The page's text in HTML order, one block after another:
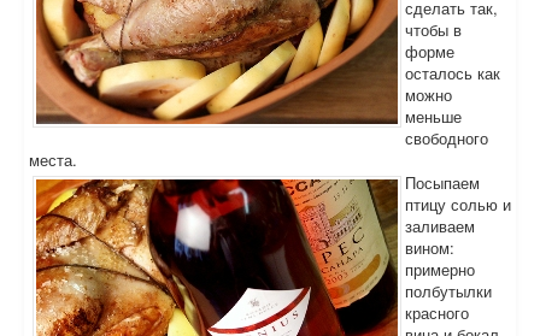
сделать так,
чтобы в
форме
осталось как
можно
меньше
свободного
места.
Посыпаем
птицу солью и
заливаем
вином:
примерно
полбутылки
красного